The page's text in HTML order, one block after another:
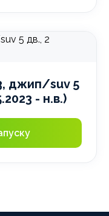
джип/suv 5
- н.в.)